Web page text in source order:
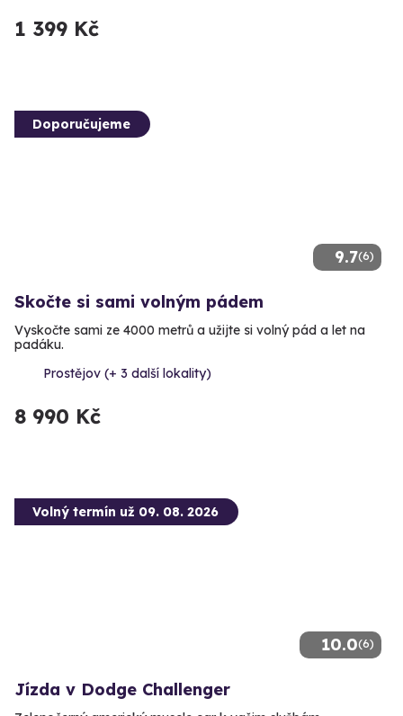
1 399 Kč
9.7(6)
Doporučujeme
Skočte si sami volným pádem
Vyskočte sami ze 4000 metrů a užijte si volný pád a let na
padáku.
Prostějov (+ 3 další lokality)
8 990 Kč
10.0(6)
Volný termín už 09. 08. 2026
Jízda v Dodge Challenger